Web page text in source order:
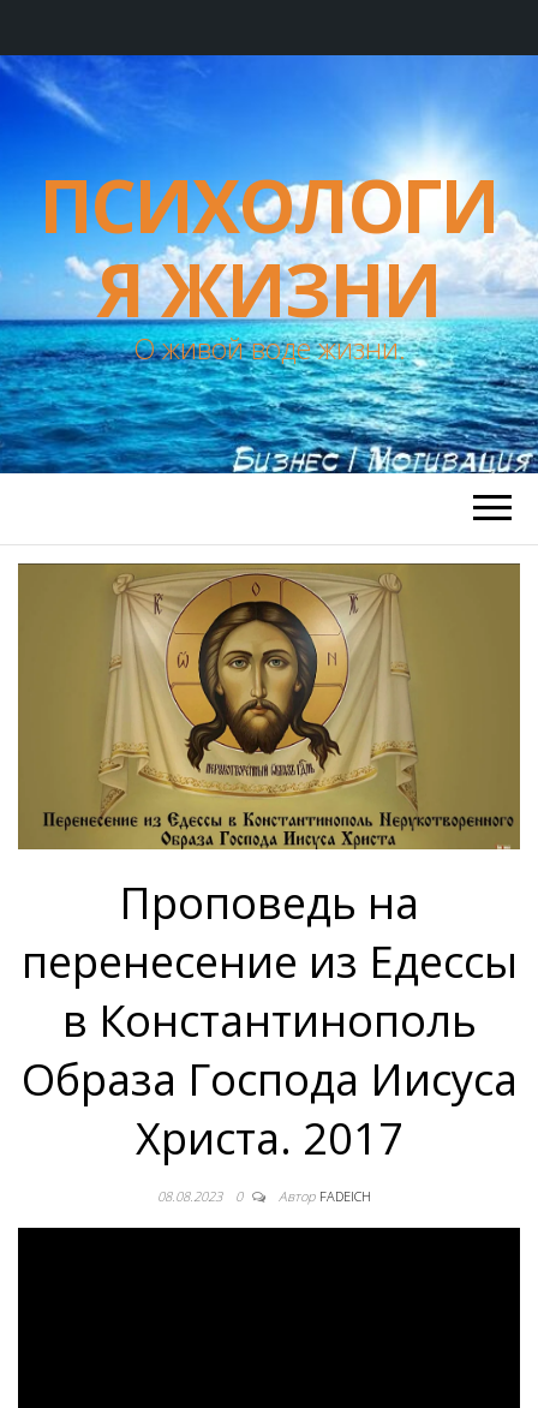
ПСИХОЛОГИ
Я ЖИЗНИ
О живой воде жизни.
Проповедь на
перенесение из Едессы
в Константинополь
Образа Господа Иисуса
Христа. 2017
08.08.2023 0 Автор FADEICH